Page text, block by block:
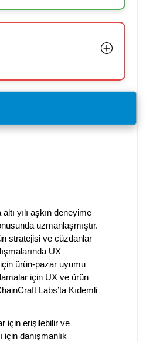
yılı aşkın deneyime
uzmanlaşmıştır.
stratejisi ve cüzdanlar
UX
ürün-pazar uyumu
için UX ve ürün
Labs’ta Kıdemli
için erişilebilir ve
için danışmanlık